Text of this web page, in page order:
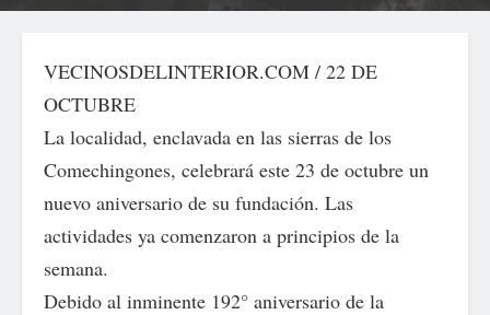
VECINOSDELINTERIOR.COM / 22 DE
OCTUBRE
La localidad, enclavada en las sierras de los
Comechingones, celebrará este 23 de octubre un
nuevo aniversario de su fundación. Las
actividades ya comenzaron a principios de la
semana.
Debido al inminente 192° aniversario de la